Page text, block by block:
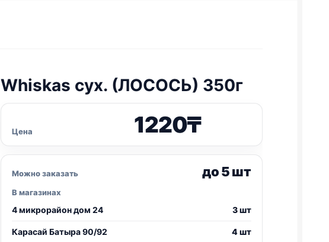
Whiskas сух. (ЛОСОСЬ) 350г
Цена 1220₸
Можно заказать до 5 шт
В магазинах
4 микрорайон дом 24 3 шт
Карасай Батыра 90/92 4 шт